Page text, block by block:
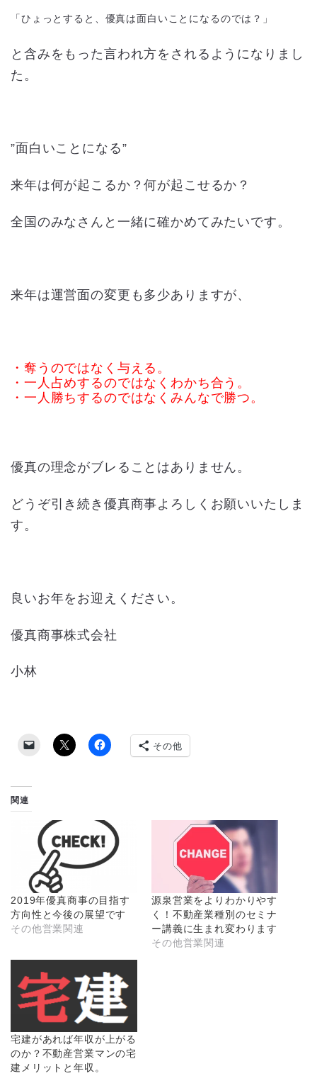
「ひょっとすると、優真は面白いことになるのでは？」
と含みをもった言われ方をされるようになりまし
た。
”面白いことになる”
来年は何が起こるか？何が起こせるか？
全国のみなさんと一緒に確かめてみたいです。
来年は運営面の変更も多少ありますが、
・奪うのではなく与える。
・一人占めするのではなくわかち合う。
・一人勝ちするのではなくみんなで勝つ。
優真の理念がブレることはありません。
どうぞ引き続き優真商事よろしくお願いいたしま
す。
良いお年をお迎えください。
優真商事株式会社
小林
その他
関連
2019年優真商事の目指す
方向性と今後の展望です
その他営業関連
源泉営業をよりわかりやす
く！不動産業種別のセミナ
ー講義に生まれ変わります
その他営業関連
宅建があれば年収が上がる
のか？不動産営業マンの宅
建メリットと年収。